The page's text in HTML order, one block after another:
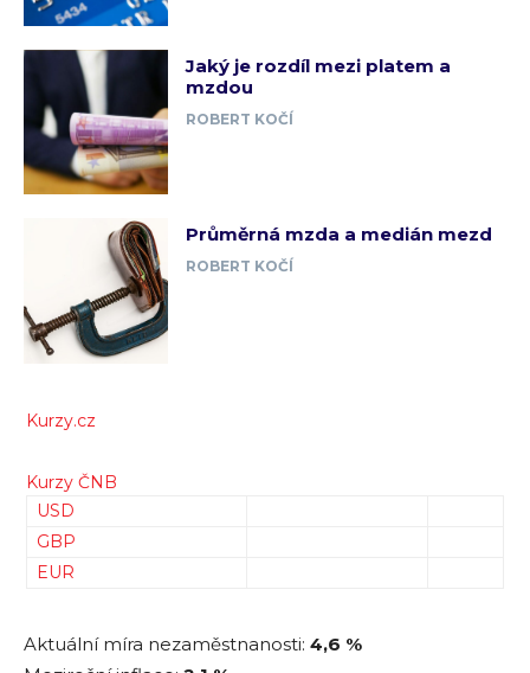
Jaký je rozdíl mezi platem a
mzdou
ROBERT KOČÍ
Průměrná mzda a medián mezd
ROBERT KOČÍ
Kurzy.cz
Kurzy ČNB
USD
GBP
EUR
Aktuální míra nezaměstnanosti: 4,6 %